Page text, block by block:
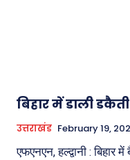
बिहार में डाली
उत्तराखंड February 19,
एफएनएन, हल्द्वानी :